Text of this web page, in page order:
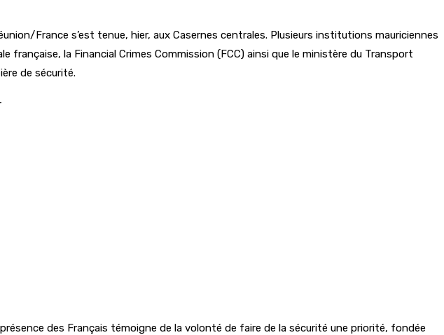
France s’est tenue, hier, aux Casernes centrales. Plusieurs institutions mauriciennes
la Financial Crimes Commission (FCC) ainsi que le ministère du Transport
de sécurité.
des Français témoigne de la volonté de faire de la sécurité une priorité, fondée